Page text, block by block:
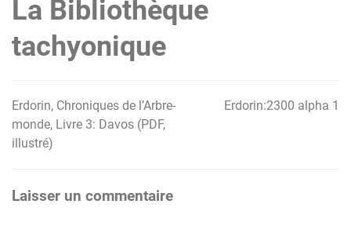
La Bibliothèque
tachyonique
Navigation
de
Erdorin, Chroniques de l’Arbre-
monde, Livre 3: Davos (PDF,
illustré)
Erdorin:2300 alpha 1
Laisser un commentaire